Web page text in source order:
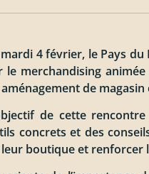
4 février, le Pays
le merchandising
de
de cette
concrets et des
boutique et renforcer